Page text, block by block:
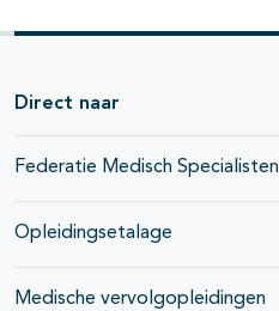
Direct naar
Federatie Medisch Specialisten
Opleidingsetalage
Medische vervolgopleidingen